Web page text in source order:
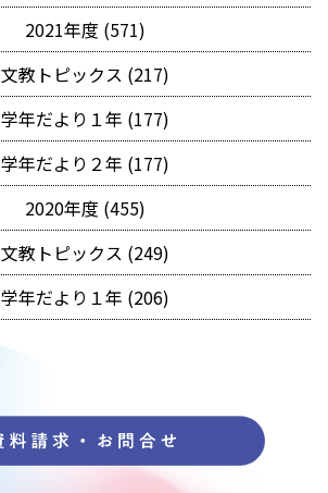
2021年度 (571)
文教トピックス (217)
学年だより１年 (177)
学年だより２年 (177)
2020年度 (455)
文教トピックス (249)
学年だより１年 (206)